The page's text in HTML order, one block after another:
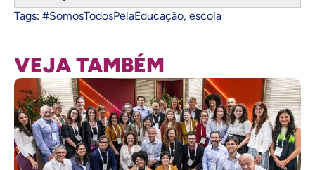
Tags: #SomosTodosPelaEducação, escola
VEJA TAMBÉM